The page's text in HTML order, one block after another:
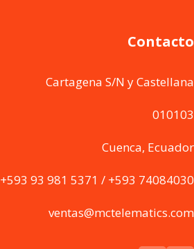
Contacto
Cartagena S/N y Castellana
010103
Cuenca, Ecuador
+593 93 981 5371 / +593 74084030
ventas@mctelematics.com